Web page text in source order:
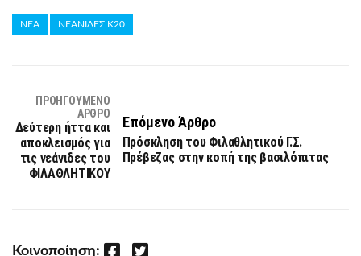
ΝΕΑ ΝΕΑΝΙΔΕΣ Κ20
ΠΡΟΗΓΟΎΜΕΝΟ
ΆΡΘΡΟ
Δεύτερη ήττα και
αποκλεισμός για
τις νεάνιδες του
ΦΙΛΑΘΛΗΤΙΚΟΥ
Επόμενο Άρθρο
Πρόσκληση του Φιλαθλητικού Γ.Σ.
Πρέβεζας στην κοπή της βασιλόπιτας
Κοινοποίηση: Facebook Twitter